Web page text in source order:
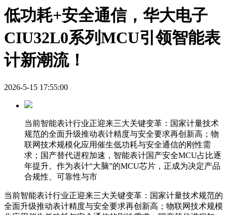
低功耗+安全通信，华大电子
CIU32L0系列MCU引领智能表
计新潮流！
2026-5-15 17:55:00
当前智能表计行业正迎来三大关键变革：国家计量技术
规范的全面升级推动表计精度与安全要求再创新高；物
联网技术规模化应用催生低功耗与安全通信的刚性需
求；国产替代进程加速，智能表计国产安全MCU占比逐
年提升。作为表计“大脑”的MCU芯片，正成为决定产品
合规性、可靠性与市
当前智能表计行业正迎来三大关键变革：国家计量技术规范的
全面升级推动表计精度与安全要求再创新高；物联网技术规模